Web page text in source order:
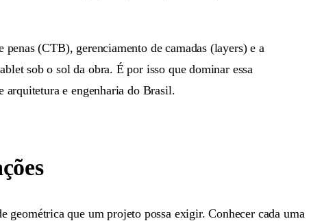
(CTB), gerenciamento de camadas (layers) e a
sob o sol da obra. É por isso que dominar essa
arquitetura e engenharia do Brasil.
geométrica que um projeto possa exigir. Conhecer cada uma